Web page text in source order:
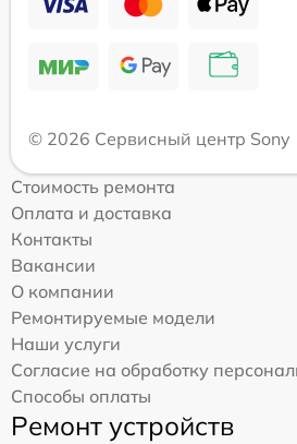
© 2026 Сервисный центр Sony
Стоимость ремонта
Оплата и доставка
Контакты
Вакансии
О компании
Ремонтируемые модели
Наши услуги
Согласие на обработку
Способы оплаты
Ремонт устройств